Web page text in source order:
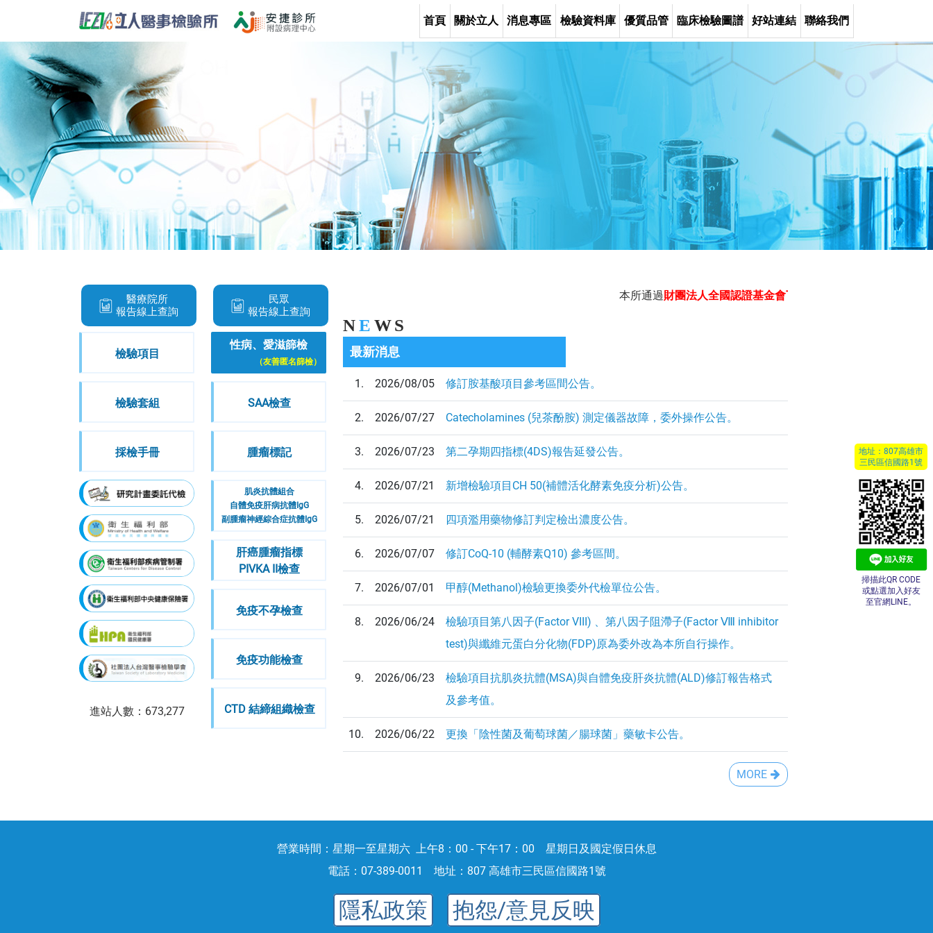
首頁 關於立人 消息專區 檢驗資料庫 優質品管 臨床檢驗圖譜 好站連結 聯絡我們
醫療院所
報告線上查詢
民眾
報告線上查詢
檢驗項目
性病、愛滋篩檢
（友善匿名篩檢）
檢驗套組 SAA檢查
採檢手冊 腫瘤標記
進站人數：673,277
肌炎抗體組合
自體免疫肝病抗體IgG
副腫瘤神經綜合症抗體IgG
肝癌腫瘤指標
PIVKA II檢查
免疫不孕檢查
免疫功能檢查
CTD 結締組織檢查
本所通過財團法人全國認證基金會TAF
NE WS
最新消息
1. 2026/08/05 修訂胺基酸項目參考區間公告。
2. 2026/07/27 Catecholamines (兒茶酚胺) 測定儀器故障，委外操作公告。
3. 2026/07/23 第二孕期四指標(4DS)報告延發公告。
4. 2026/07/21 新增檢驗項目CH 50(補體活化酵素免疫分析)公告。
5. 2026/07/21 四項濫用藥物修訂判定檢出濃度公告。
6. 2026/07/07 修訂CoQ-10 (輔酵素Q10) 參考區間。
7. 2026/07/01 甲醇(Methanol)檢驗更換委外代檢單位公告。
8. 2026/06/24
檢驗項目第八因子(Factor VIII) 、第八因子阻滯子(Factor Ⅷ inhibitor
test)與纖維元蛋白分化物(FDP)原為委外改為本所自行操作。
9. 2026/06/23
檢驗項目抗肌炎抗體(MSA)與自體免疫肝炎抗體(ALD)修訂報告格式
及參考值。
10. 2026/06/22 更換「陰性菌及葡萄球菌／腸球菌」藥敏卡公告。
MORE
地址：807高雄市
三民區信國路1號
掃描此QR CODE
或點選加入好友
至官網LINE。
營業時間：星期一至星期六 上午8：00 - 下午17：00 星期日及國定假日休息
電話： 07-389-0011 地址： 807 高雄市三民區信國路1號
隱私政策 抱怨/意見反映